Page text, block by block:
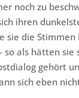
noch zu
ihren
sie die Stimmen
so als hätten sie
gehört
sich eben